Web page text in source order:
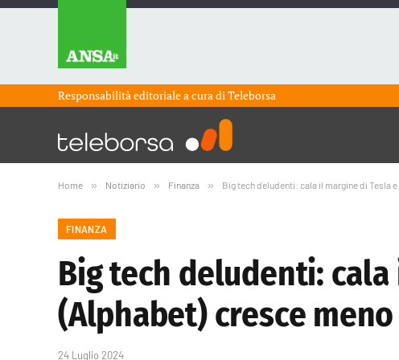
Responsabilità editoriale a cura diTeleborsa
Home » Notiziario » Finanza » Big tech deludenti: cala il margine di Tesla
FINANZA
Big tech deludenti: cala
(Alphabet) cresce
24 Luglio 2024